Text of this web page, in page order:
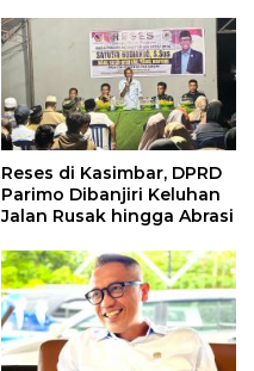
Reses di Kasimbar, DPRD
Parimo Dibanjiri Keluhan
Jalan Rusak hingga Abrasi